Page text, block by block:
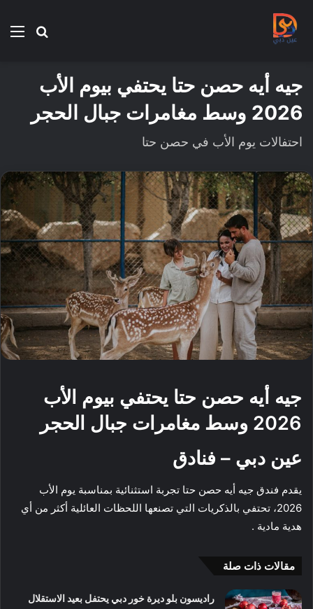
بحث
جيه أيه حصن حتا يحتفي بيوم الأب
2026 وسط مغامرات جبال الحجر
احتفالات يوم الأب في حصن حتا
جيه أيه حصن حتا يحتفي بيوم الأب
2026 وسط مغامرات جبال الحجر
عين دبي – فنادق
يقدم فندق جيه أيه حصن حتا تجربة استثنائية بمناسبة يوم الأب
2026، تحتفي بالذكريات التي تصنعها اللحظات العائلية أكثر من أي
هدية مادية .
مقالات ذات صلة
راديسون بلو ديرة خور دبي يحتفل بعيد الاستقلال